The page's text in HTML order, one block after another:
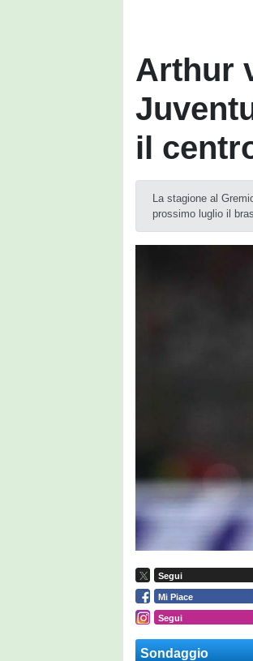
Arthur
il
La stagione al
prossimo luglio il
Segui
Mi Piace
Segui
Sondaggio